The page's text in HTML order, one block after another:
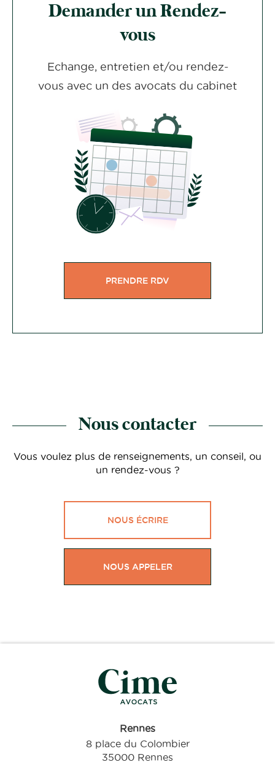
Demander un Rendez-
vous
Echange, entretien et/ou rendez-
vous avec un des avocats du cabinet
PRENDRE RDV
Nous contacter
Vous voulez plus de renseignements, un conseil, ou
un rendez-vous ?
NOUS ÉCRIRE
NOUS APPELER
Rennes
8 place du Colombier
35000 Rennes